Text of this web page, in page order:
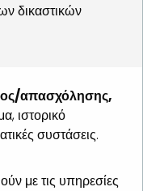
δικαστικών
απασχόλησης,
ιστορικό
συστάσεις.
με τις υπηρεσίες